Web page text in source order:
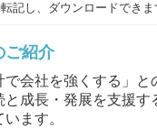
記し、ダウンロードできま
ご紹介
会社を強くする」と
と成長・発展を支援す
ます。